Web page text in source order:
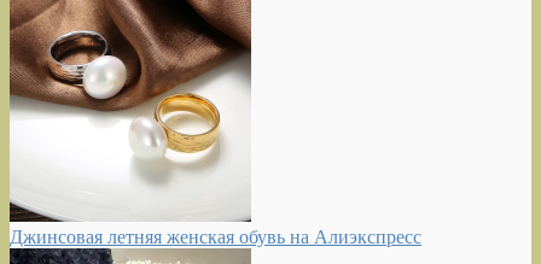
Джинсовая летняя женская обувь на Алиэкспресс